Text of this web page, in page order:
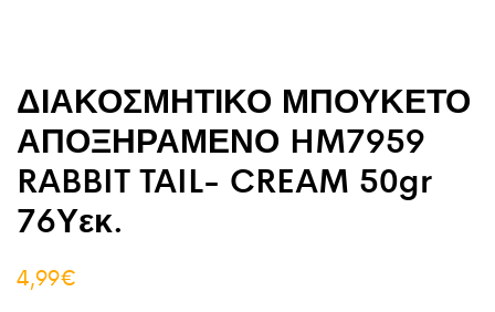
ΔΙΑΚΟΣΜΗΤΙΚΟ ΜΠΟΥΚΕΤΟ
ΑΠΟΞΗΡΑΜΕΝΟ HM7959
RABBIT TAIL- CREAM 50gr
76Υεκ.
4,99€